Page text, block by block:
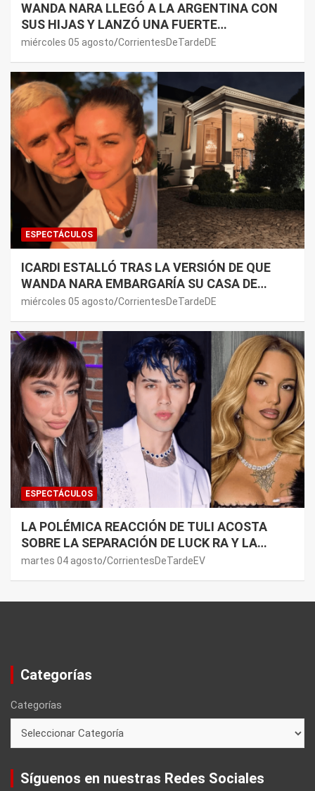
WANDA NARA LLEGÓ A LA ARGENTINA CON
SUS HIJAS Y LANZÓ UNA FUERTE
PREMONICIÓN SOBRE MAURO ICARDI
miércoles 05 agosto CorrientesDeTardeDE
ESPECTÁCULOS
ICARDI ESTALLÓ TRAS LA VERSIÓN DE QUE
WANDA NARA EMBARGARÍA SU CASA DE
NORDELTA: “NECESITAN RASCAR DE ALGÚN
miércoles 05 agosto CorrientesDeTardeDE
ESPECTÁCULOS
LA POLÉMICA REACCIÓN DE TULI ACOSTA
SOBRE LA SEPARACIÓN DE LUCK RA Y LA
JOAQUI: “¿MI VERDAD?”
martes 04 agosto CorrientesDeTardeEV
Categorías
Categorías
Síguenos en nuestras Redes Sociales